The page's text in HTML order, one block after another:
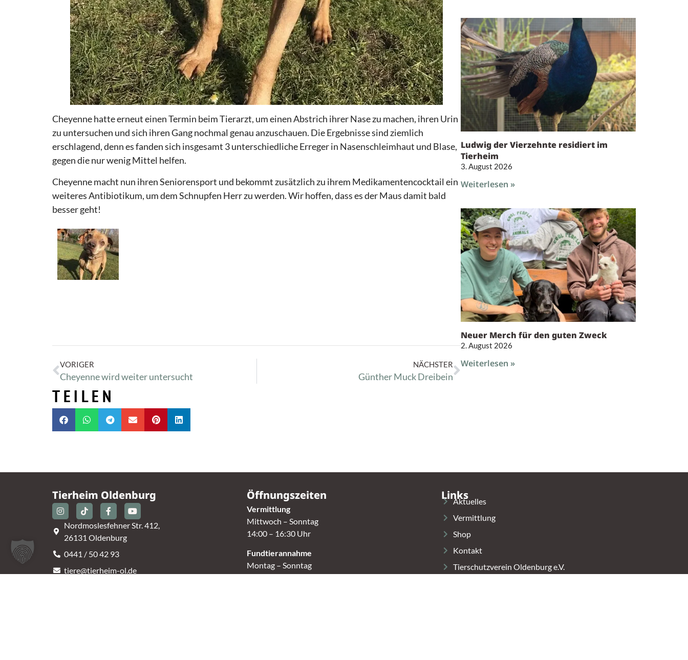
Cheyenne hatte erneut einen Termin beim Tierarzt, um einen Abstrich ihrer Nase zu machen, ihren Urin
zu untersuchen und sich ihren Gang nochmal genau anzuschauen. Die Ergebnisse sind ziemlich
erschlagend, denn es fanden sich insgesamt 3 unterschiedliche Erreger in Nasenschleimhaut und Blase,
gegen die nur wenig Mittel helfen.
Cheyenne macht nun ihren Seniorensport und bekommt zusätzlich zu ihrem Medikamentencocktail ein
weiteres Antibiotikum, um dem Schnupfen Herr zu werden. Wir hoffen, dass es der Maus damit bald
besser geht!
VORIGER
Cheyenne wird weiter untersucht
NÄCHSTER
Günther Muck Dreibein
TEILEN
Ludwig der Vierzehnte residiert im
Tierheim
3. August 2026
Weiterlesen »
Neuer Merch für den guten Zweck
2. August 2026
Weiterlesen »
Tierheim Oldenburg
Nordmoslesfehner Str. 412,
26131 Oldenburg
0441 / 50 42 93
tiere@tierheim-ol.de
Öffnungszeiten
Vermittlung
Mittwoch – Sonntag
14:00 – 16:30 Uhr
Fundtierannahme
Montag – Sonntag
Links
Aktuelles
Vermittlung
Shop
Kontakt
Tierschutzverein Oldenburg e.V.